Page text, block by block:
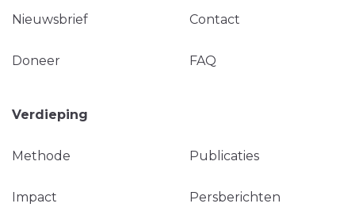
Nieuwsbrief Contact
Doneer FAQ
Verdieping
Methode Publicaties
Impact Persberichten